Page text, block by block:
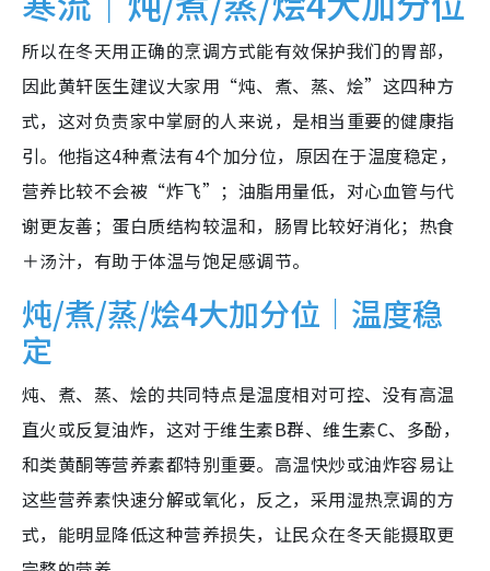
所以在冬天用正确的烹调方式能有效保护我们的胃部，
因此黄轩医生建议大家用“炖、煮、蒸、烩”这四种方
式，这对负责家中掌厨的人来说，是相当重要的健康指
引。他指这4种煮法有4个加分位，原因在于温度稳定，
营养比较不会被“炸飞”；油脂用量低，对心血管与代
谢更友善；蛋白质结构较温和，肠胃比较好消化；热食
＋汤汁，有助于体温与饱足感调节。
炖/煮/蒸/烩4大加分位｜温度稳
定
炖、煮、蒸、烩的共同特点是温度相对可控、没有高温
直火或反复油炸，这对于维生素B群、维生素C、多酚，
和类黄酮等营养素都特别重要。高温快炒或油炸容易让
这些营养素快速分解或氧化，反之，采用湿热烹调的方
式，能明显降低这种营养损失，让民众在冬天能摄取更